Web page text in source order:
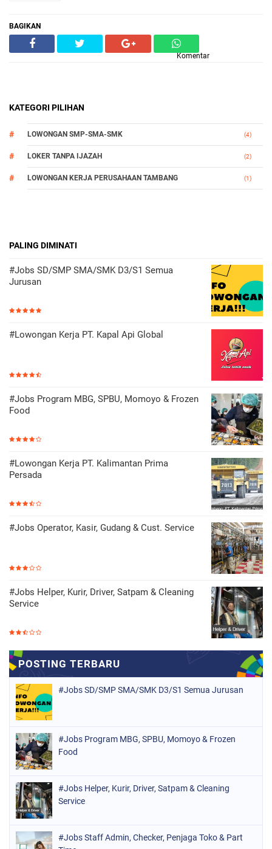
BAGIKAN
Komentar
KATEGORI PILIHAN
LOWONGAN SMP-SMA-SMK (4)
LOKER TANPA IJAZAH (2)
LOWONGAN KERJA PERUSAHAAN TAMBANG (1)
PALING DIMINATI
#Jobs SD/SMP SMA/SMK D3/S1 Semua
Jurusan
#Lowongan Kerja PT. Kapal Api Global
#Jobs Program MBG, SPBU, Momoyo & Frozen
Food
#Lowongan Kerja PT. Kalimantan Prima
Persada
#Jobs Operator, Kasir, Gudang & Cust. Service
#Jobs Helper, Kurir, Driver, Satpam & Cleaning
Service
#Jobs SD/SMP SMA/SMK D3/S1 Semua Jurusan
#Jobs Program MBG, SPBU, Momoyo & Frozen
Food
#Jobs Helper, Kurir, Driver, Satpam & Cleaning
Service
#Jobs Staff Admin, Checker, Penjaga Toko & Part